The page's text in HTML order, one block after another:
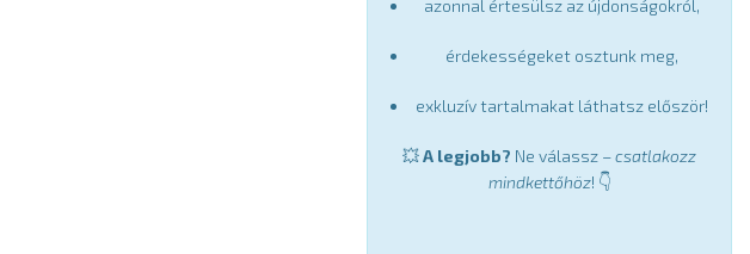
azonnal értesülsz az újdonságokról,
érdekességeket osztunk meg,
exkluzív tartalmakat láthatsz először!
💥A legjobb? Ne válassz –csatlakozz
mindkettőhöz! 👇